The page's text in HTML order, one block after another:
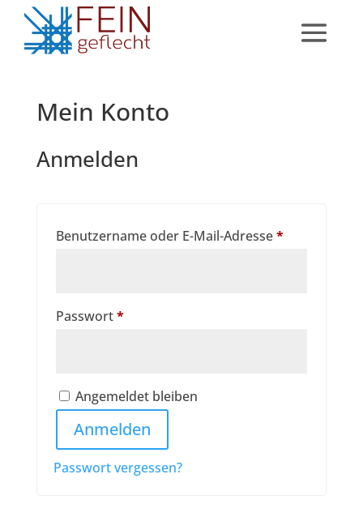
Mein Konto
Anmelden
Benutzername oder E-Mail-Adresse*Erforderlich
Passwort*Erforderlich
Angemeldet bleiben
Anmelden
Passwort vergessen?